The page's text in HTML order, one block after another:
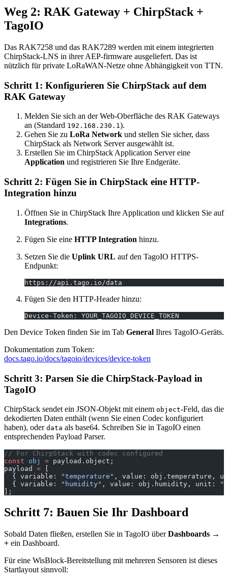
Weg 2: RAK Gateway + ChirpStack +
TagoIO
Das RAK7258 und das RAK7289 werden mit einem integrierten
ChirpStack-LNS in ihrer AEP-firmware ausgeliefert. Das ist
nützlich für private LoRaWAN-Netze ohne Abhängigkeit von TTN.
Schritt 1: Konfigurieren Sie ChirpStack auf dem
RAK Gateway
Melden Sie sich an der Web-Oberfläche des RAK Gateways
an (Standard 192.168.230.1).
Gehen Sie zu LoRa Network und stellen Sie sicher, dass
ChirpStack als Network Server ausgewählt ist.
Erstellen Sie im ChirpStack Application Server eine
Application und registrieren Sie Ihre Endgeräte.
Schritt 2: Fügen Sie in ChirpStack eine HTTP-
Integration hinzu
Öffnen Sie in ChirpStack Ihre Application und klicken Sie auf
Integrations.
Fügen Sie eine HTTP Integration hinzu.
Setzen Sie die Uplink URL auf den TagoIO HTTPS-
Endpunkt:
https://api.tago.io/data
Fügen Sie den HTTP-Header hinzu:
Device-Token: YOUR_TAGOIO_DEVICE_TOKEN
Den Device Token finden Sie im Tab General Ihres TagoIO-Geräts.
Dokumentation zum Token:
docs.tago.io/docs/tagoio/devices/device-token
Schritt 3: Parsen Sie die ChirpStack-Payload in
TagoIO
ChirpStack sendet ein JSON-Objekt mit einem object-Feld, das die
dekodierten Daten enthält (wenn Sie einen Codec konfiguriert
haben), oder data als base64. Schreiben Sie in TagoIO einen
entsprechenden Payload Parser.
// For ChirpStack with codec configured
const obj = payload.object;
payload =
  { variable:
"temperature" , value: obj.temperature,
  { variable:
"humidity" , value: obj.humidity, unit:
];
Schritt 7: Bauen Sie Ihr Dashboard
Sobald Daten fließen, erstellen Sie in TagoIO überDashboards →
+ ein Dashboard.
Für eine WisBlock-Bereitstellung mit mehreren Sensoren ist dieses
Startlayout sinnvoll: